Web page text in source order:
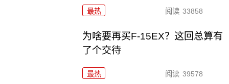
最热 阅读 33858
为啥要再买F-15EX？这回总算有
了个交待
最热 阅读 39578